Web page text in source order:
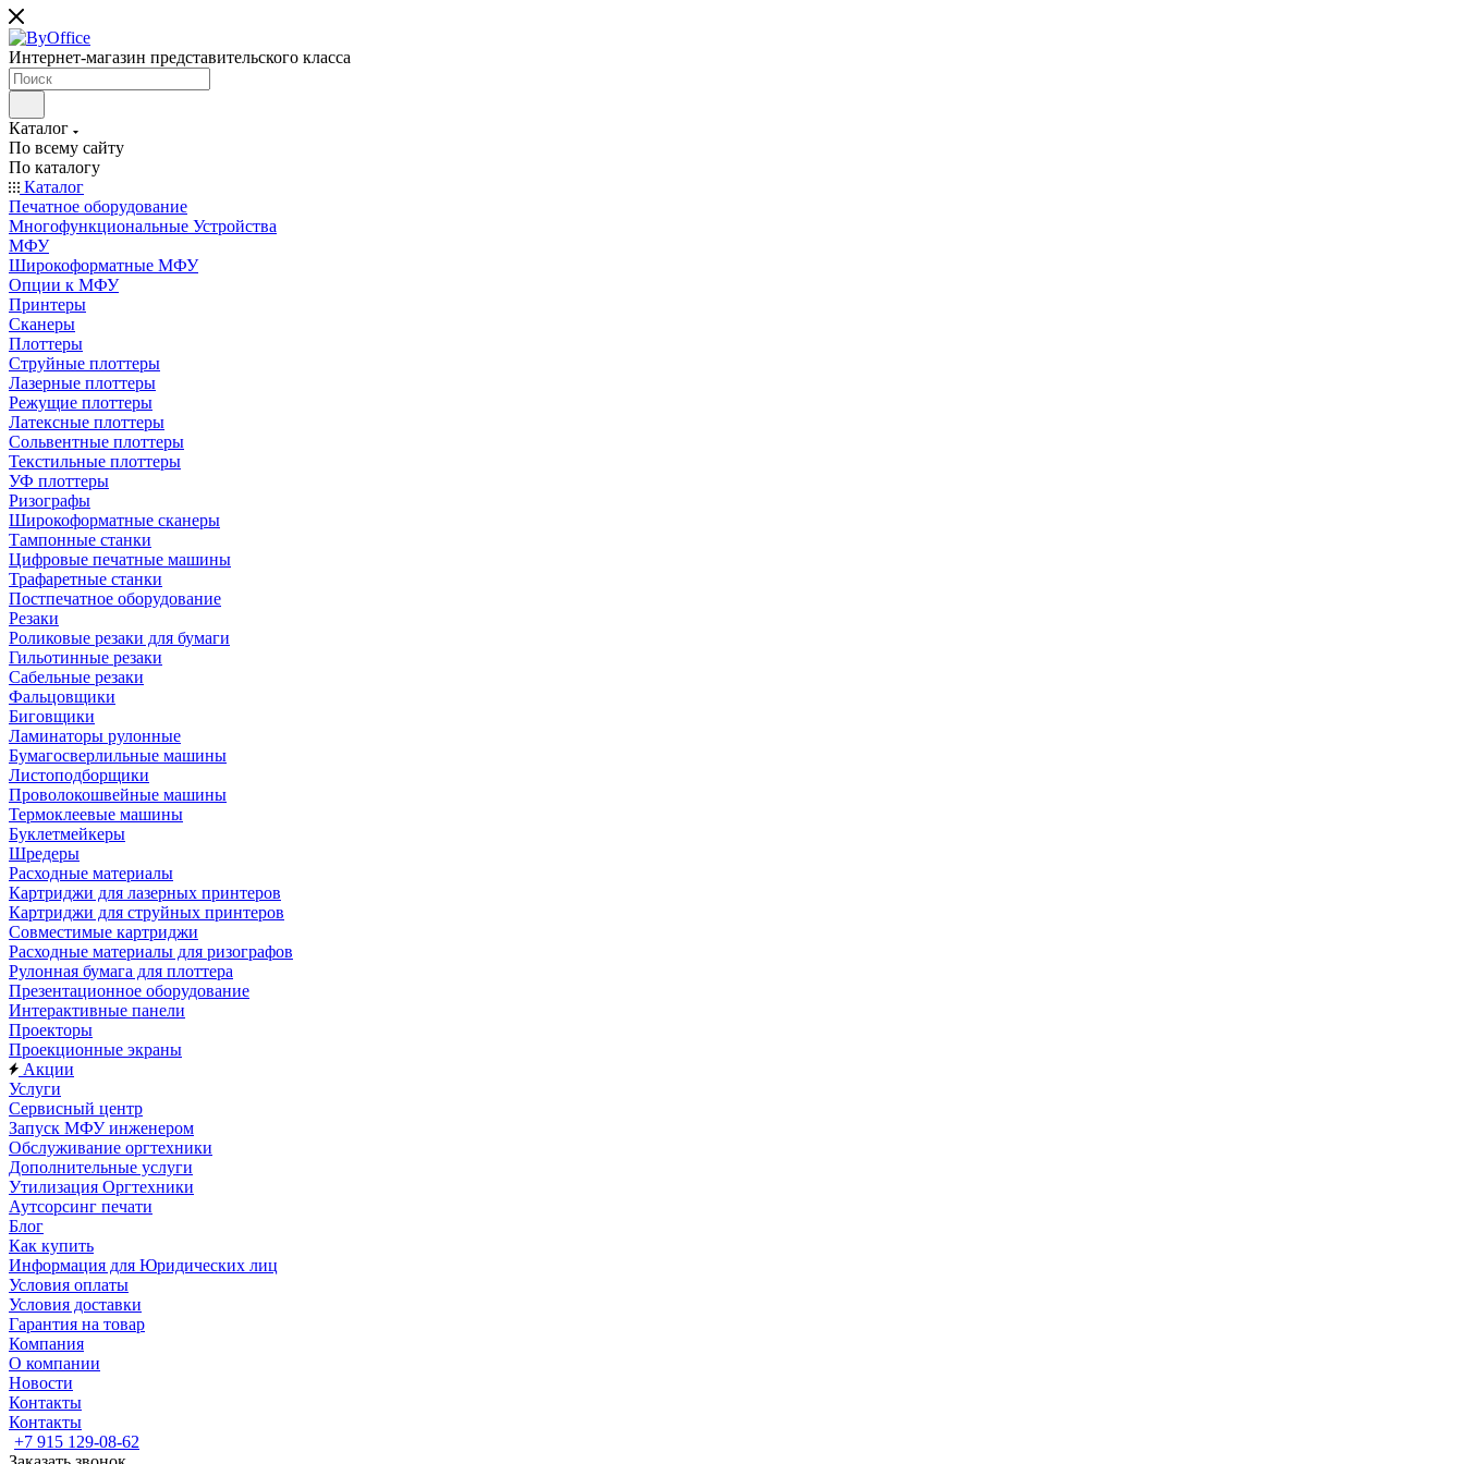
Интернет-магазин представительского класса
Каталог
По всему сайту
По каталогу
Каталог
Печатное оборудование
Многофункциональные Устройства
МФУ
Широкоформатные МФУ
Опции к МФУ
Принтеры
Сканеры
Плоттеры
Струйные плоттеры
Лазерные плоттеры
Режущие плоттеры
Латексные плоттеры
Сольвентные плоттеры
Текстильные плоттеры
УФ плоттеры
Ризографы
Широкоформатные сканеры
Тампонные станки
Цифровые печатные машины
Трафаретные станки
Постпечатное оборудование
Резаки
Роликовые резаки для бумаги
Гильотинные резаки
Сабельные резаки
Фальцовщики
Биговщики
Ламинаторы рулонные
Бумагосверлильные машины
Листоподборщики
Проволокошвейные машины
Термоклеевые машины
Буклетмейкеры
Шредеры
Расходные материалы
Картриджи для лазерных принтеров
Картриджи для струйных принтеров
Совместимые картриджи
Расходные материалы для ризографов
Рулонная бумага для плоттера
Презентационное оборудование
Интерактивные панели
Проекторы
Проекционные экраны
Акции
Услуги
Сервисный центр
Запуск МФУ инженером
Обслуживание оргтехники
Дополнительные услуги
Утилизация Оргтехники
Аутсорсинг печати
Блог
Как купить
Информация для Юридических лиц
Условия оплаты
Условия доставки
Гарантия на товар
Компания
О компании
Новости
Контакты
Контакты
+7 915 129-08-62